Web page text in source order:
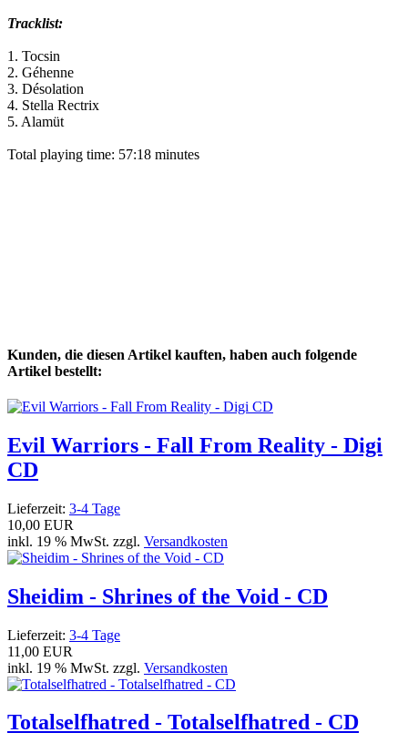
Tracklist:
1. Tocsin
2. Géhenne
3. Désolation
4. Stella Rectrix
5. Alamüt
Total playing time: 57:18 minutes
Kunden, die diesen Artikel kauften, haben auch folgende
Artikel bestellt:
Evil Warriors - Fall From Reality - Digi
CD
Lieferzeit: 3-4 Tage
10,00 EUR
inkl. 19 % MwSt. zzgl. Versandkosten
Sheidim - Shrines of the Void - CD
Lieferzeit: 3-4 Tage
11,00 EUR
inkl. 19 % MwSt. zzgl. Versandkosten
Totalselfhatred - Totalselfhatred - CD